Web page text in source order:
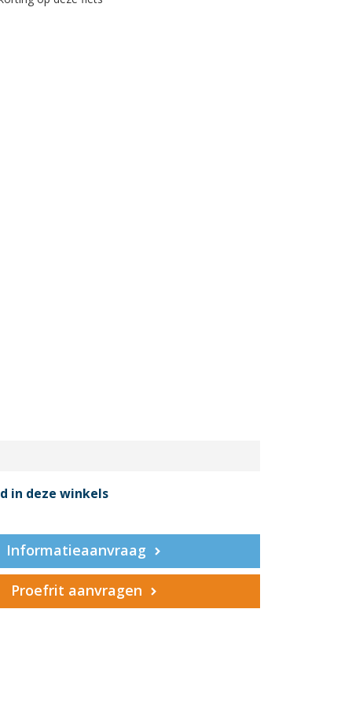
in deze winkels
Informatieaanvraag
Proefrit aanvragen